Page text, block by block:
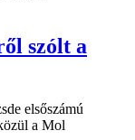
szólt a
elsőszámú
a Mol